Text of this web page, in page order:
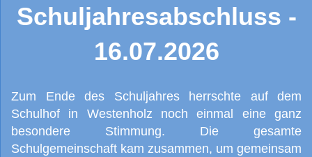
Schuljahresabschluss -
16.07.2026
Zum Ende des Schuljahres herrschte auf dem
Schulhof in Westenholz noch einmal eine ganz
besondere Stimmung. Die gesamte
Schulgemeinschaft kam zusammen, um gemeinsam